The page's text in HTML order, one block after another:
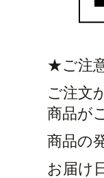
★ご注
ご注文
商品が
商品の
お届け